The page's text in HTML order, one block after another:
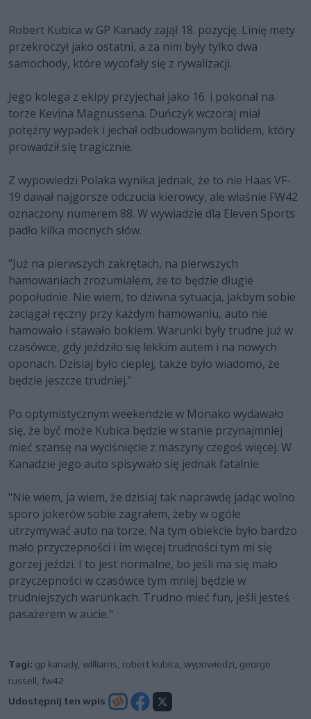
Robert Kubica w GP Kanady zajął 18. pozycję. Linię mety
przekroczył jako ostatni, a za nim były tylko dwa
samochody, które wycofały się z rywalizacji.
Jego kolega z ekipy przyjechał jako 16. i pokonał na
torze Kevina Magnussena. Duńczyk wczoraj miał
potężny wypadek i jechał odbudowanym bolidem, który
prowadził się tragicznie.
Z wypowiedzi Polaka wynika jednak, że to nie Haas VF-
19 dawał najgorsze odczucia kierowcy, ale właśnie FW42
oznaczony numerem 88. W wywiadzie dla Eleven Sports
padło kilka mocnych słów.
"Już na pierwszych zakrętach, na pierwszych
hamowaniach zrozumiałem, że to będzie długie
popołudnie. Nie wiem, to dziwna sytuacja, jakbym sobie
zaciągał ręczny przy każdym hamowaniu, auto nie
hamowało i stawało bokiem. Warunki były trudne już w
czasówce, gdy jeździło się lekkim autem i na nowych
oponach. Dzisiaj było cieplej, także było wiadomo, że
będzie jeszcze trudniej."
Po optymistycznym weekendzie w Monako wydawało
się, że być może Kubica będzie w stanie przynajmniej
mieć szansę na wyciśnięcie z maszyny czegoś więcej. W
Kanadzie jego auto spisywało się jednak fatalnie.
"Nie wiem, ja wiem, że dzisiaj tak naprawdę jadąc wolno
sporo jokerów sobie zagrałem, żeby w ogóle
utrzymywać auto na torze. Na tym obiekcie było bardzo
mało przyczepności i im więcej trudności tym mi się
gorzej jeździ. I to jest normalne, bo jeśli ma się mało
przyczepności w czasówce tym mniej będzie w
trudniejszych warunkach. Trudno mieć fun, jeśli jesteś
pasażerem w aucie."
Tagi: gp kanady williams robert kubica wypowiedzi george
russell fw42
Udostępnij ten wpis